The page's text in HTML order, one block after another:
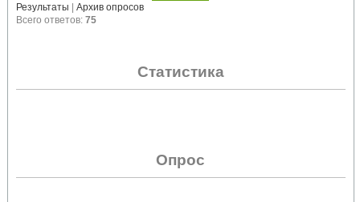
Результаты | Архив опросов
Всего ответов: 75
Статистика
Опрос